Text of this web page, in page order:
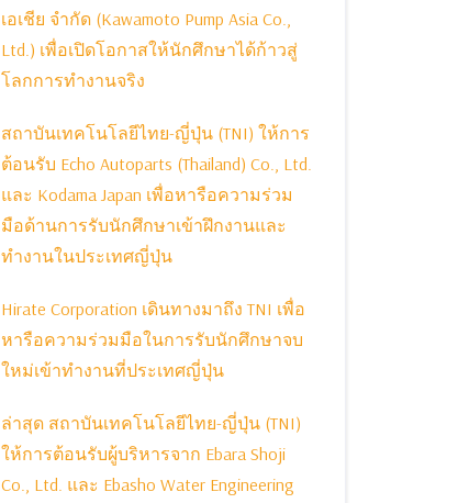
เอเชีย จำกัด (Kawamoto Pump Asia Co.,
Ltd.) เพื่อเปิดโอกาสให้นักศึกษาได้ก้าวสู่
โลกการทำงานจริง
สถาบันเทคโนโลยีไทย-ญี่ปุ่น (TNI) ให้การ
ต้อนรับ Echo Autoparts (Thailand) Co., Ltd.
และ Kodama Japan เพื่อหารือความร่วม
มือด้านการรับนักศึกษาเข้าฝึกงานและ
ทำงานในประเทศญี่ปุ่น
Hirate Corporation เดินทางมาถึง TNI เพื่อ
หารือความร่วมมือในการรับนักศึกษาจบ
ใหม่เข้าทำงานที่ประเทศญี่ปุ่น
ล่าสุด สถาบันเทคโนโลยีไทย-ญี่ปุ่น (TNI)
ให้การต้อนรับผู้บริหารจาก Ebara Shoji
Co., Ltd. และ Ebasho Water Engineering